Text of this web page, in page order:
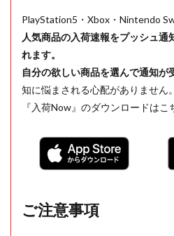
PlayStation5・Xbox・Nintendo
人気商品の入荷速報をプッシュ通
れます。
自分の欲しい商品を選んで通知が
知に悩まされる心配がありません。
『入荷Now』のダウンロードはこ
ご注意事項